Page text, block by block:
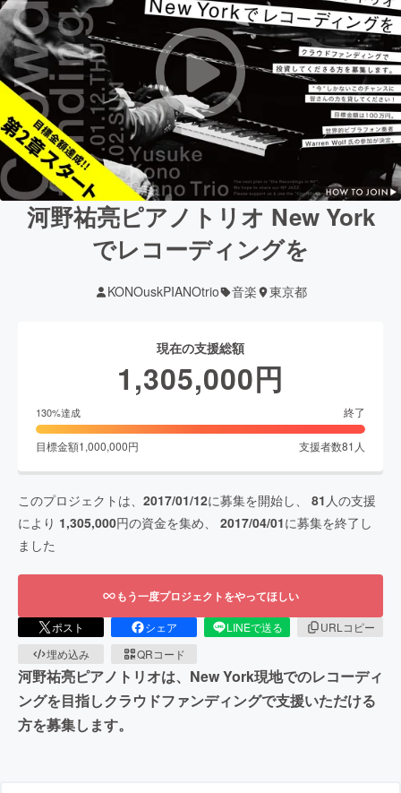
河野祐亮ピアノトリオ New York
でレコーディングを
KONOuskPIANOtrio 音楽 東京都
現在の支援総額
1,305,000円
130%達成 終了
目標金額1,000,000円 支援者数81 人
このプロジェクトは、 2017/01/12に募集を開始し、 81 人の支援
により 1,305,000円の資金を集め、 2017/04/01に募集を終了し
ました
もう一度プロジェクトをやってほしい
ポスト シェア LINEで送る
URLコピー
埋め込み
QRコード
河野祐亮ピアノトリオは、New York現地でのレコーディ
ングを目指しクラウドファンディングで支援いただける
方を募集します。